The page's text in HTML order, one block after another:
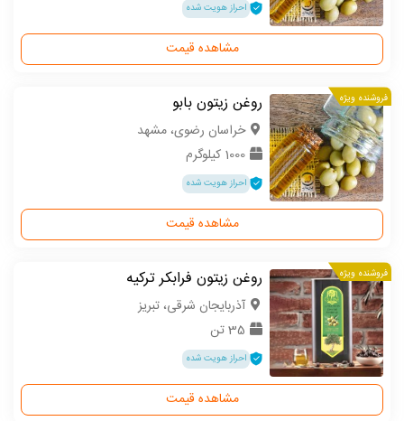
احراز هویت شده
مشاهده قیمت
فروشنده ویژه روغن زیتون بابو
خراسان رضوی، مشهد
1000 کیلوگرم
احراز هویت شده
مشاهده قیمت
فروشنده ویژه روغن زیتون فرابکر ترکیه
آذربایجان شرقی، تبریز
35 تن
احراز هویت شده
مشاهده قیمت